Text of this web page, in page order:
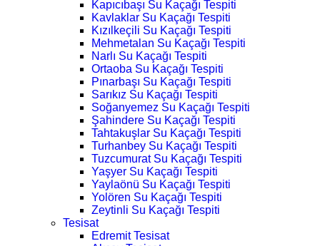
Kapıcıbaşı Su Kaçağı Tespiti
Kavlaklar Su Kaçağı Tespiti
Kızılkeçili Su Kaçağı Tespiti
Mehmetalan Su Kaçağı Tespiti
Narlı Su Kaçağı Tespiti
Ortaoba Su Kaçağı Tespiti
Pınarbaşı Su Kaçağı Tespiti
Sarıkız Su Kaçağı Tespiti
Soğanyemez Su Kaçağı Tespiti
Şahindere Su Kaçağı Tespiti
Tahtakuşlar Su Kaçağı Tespiti
Turhanbey Su Kaçağı Tespiti
Tuzcumurat Su Kaçağı Tespiti
Yaşyer Su Kaçağı Tespiti
Yaylaönü Su Kaçağı Tespiti
Yolören Su Kaçağı Tespiti
Zeytinli Su Kaçağı Tespiti
Tesisat
Edremit Tesisat